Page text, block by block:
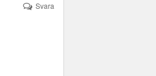
Svara